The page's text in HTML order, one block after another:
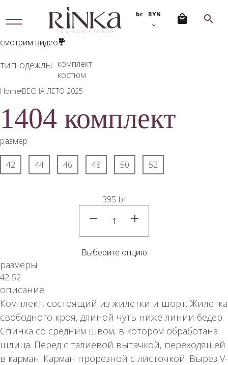
br BYN
смотрим видео
тип одежды комплект
костюм
Home ВЕСНА-ЛЕТО 2025
1404 комплект
размер
42 44 46 48 50 52
br
395
Выберите опцию
размеры
42-52
описание
Комплект, состоящий из жилетки и шорт. Жилетка
свободного кроя, длиной чуть ниже линии бедер.
Спинка со средним швом, в котором обработана
шлица. Перед с талиевой вытачкой, переходящей
в карман. Карман прорезной с листочкой. Вырез V-